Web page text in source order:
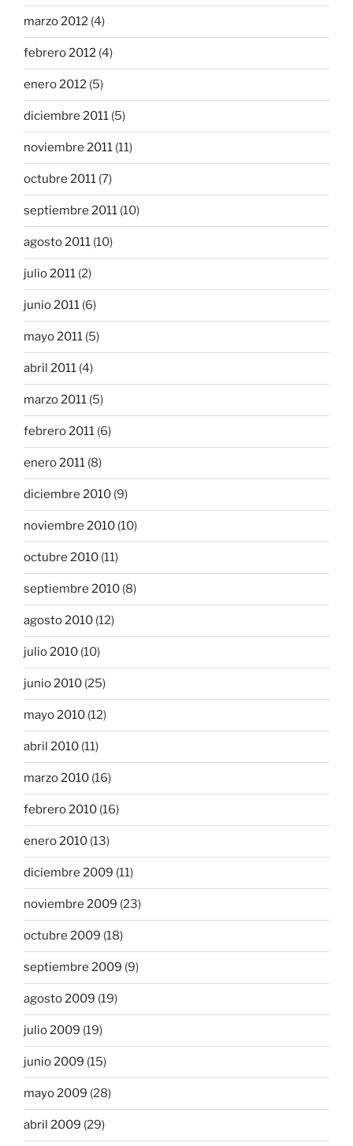
marzo 2012 (4)
febrero 2012 (4)
enero 2012 (5)
diciembre 2011 (5)
noviembre 2011 (11)
octubre 2011 (7)
septiembre 2011 (10)
agosto 2011 (10)
julio 2011 (2)
junio 2011 (6)
mayo 2011 (5)
abril 2011 (4)
marzo 2011 (5)
febrero 2011 (6)
enero 2011 (8)
diciembre 2010 (9)
noviembre 2010 (10)
octubre 2010 (11)
septiembre 2010 (8)
agosto 2010 (12)
julio 2010 (10)
junio 2010 (25)
mayo 2010 (12)
abril 2010 (11)
marzo 2010 (16)
febrero 2010 (16)
enero 2010 (13)
diciembre 2009 (11)
noviembre 2009 (23)
octubre 2009 (18)
septiembre 2009 (9)
agosto 2009 (19)
julio 2009 (19)
junio 2009 (15)
mayo 2009 (28)
abril 2009 (29)